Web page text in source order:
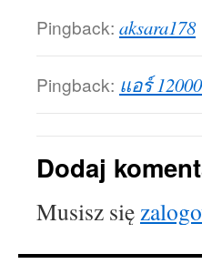
Pingback: aksara178
Pingback: แอร์
Dodaj
Musisz się